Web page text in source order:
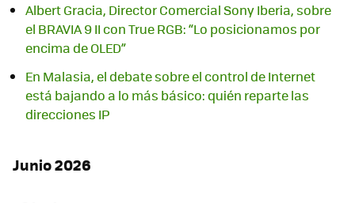
Albert Gracia, Director Comercial Sony Iberia, sobre
el BRAVIA 9 II con True RGB: “Lo posicionamos por
encima de OLED”
En Malasia, el debate sobre el control de Internet
está bajando a lo más básico: quién reparte las
direcciones IP
Junio 2026